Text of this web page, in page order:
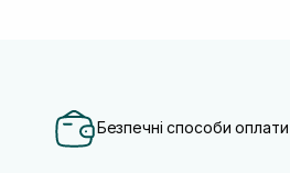
Безпечні способи оплати